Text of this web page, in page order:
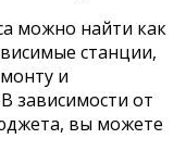
можно найти как
станции,
и
зависимости от
вы можете